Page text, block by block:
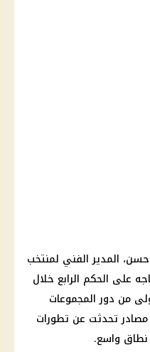
المدير الفني لمنتخب
على الحكم الرابع خلال
من دور المجموعات
2026، بحسب مصادر تحدثت عن تطورات
واسع.